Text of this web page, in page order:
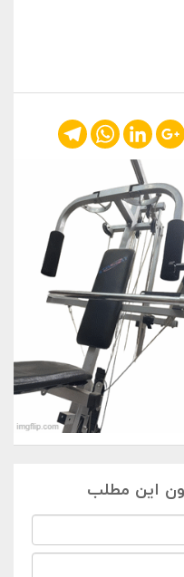
Google+
LinkedIn
WhatsApp
Telegram
این مطلب